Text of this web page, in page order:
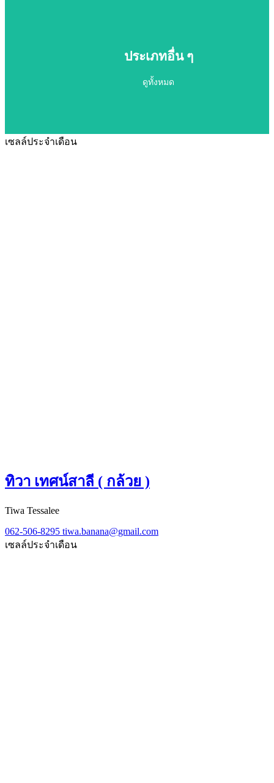
ที่ดินสวย น่าซื้อ
ดูทั้งหมด
ประเภทอื่น ๆ
ดูทั้งหมด
เซลล์ประจำเดือน
ทิวา เทศน์สาลี ( กล้วย )
​Tiwa​ Tessalee
062-506-8295 tiwa.banana@gmail.com
เซลล์ประจำเดือน